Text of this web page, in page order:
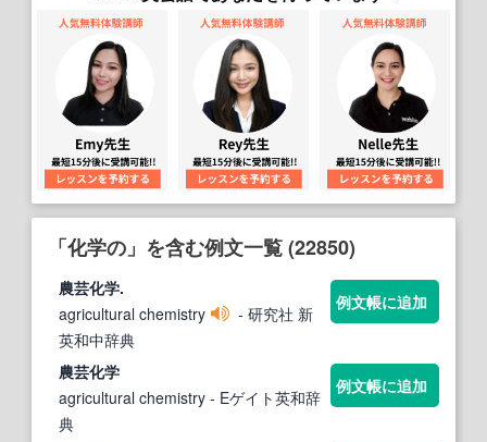
「化学の」を含む例文一覧 (22850)
農芸化学.
agricultural chemistry
- 研究社 新
英和中辞典
例文帳に追加
農芸化学
agricultural chemistry - Eゲイト英和辞
典
例文帳に追加